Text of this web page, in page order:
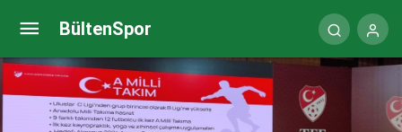
BültenSpor
TFF Başkanı Mehmet Büyükekşi müjdeyi verdi!
Süper Lig…